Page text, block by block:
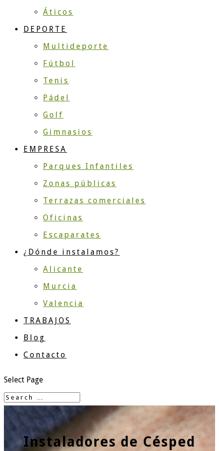
Áticos
DEPORTE
Multideporte
Fútbol
Tenis
Pádel
Golf
Gimnasios
EMPRESA
Parques Infantiles
Zonas públicas
Terrazas comerciales
Oficinas
Escaparates
¿Dónde instalamos?
Alicante
Murcia
Valencia
TRABAJOS
Blog
Contacto
Select Page
Instaladores de Césped